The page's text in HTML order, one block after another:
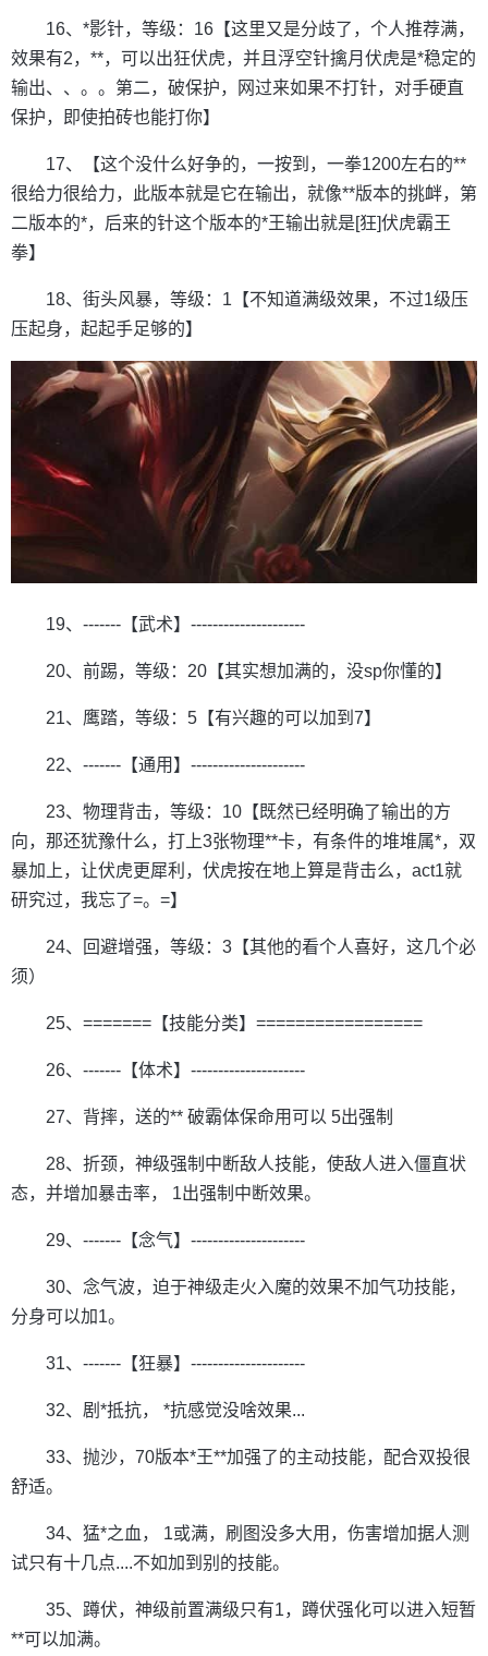
16、*影针，等级：16【这里又是分歧了，个人推荐满，
效果有2，**，可以出狂伏虎，并且浮空针擒月伏虎是*稳定的
输出、、。。第二，破保护，网过来如果不打针，对手硬直
保护，即使拍砖也能打你】
17、【这个没什么好争的，一按到，一拳1200左右的**
很给力很给力，此版本就是它在输出，就像**版本的挑衅，第
二版本的*，后来的针这个版本的*王输出就是[狂]伏虎霸王
拳】
18、街头风暴，等级：1【不知道满级效果，不过1级压
压起身，起起手足够的】
19、-------【武术】---------------------
20、前踢，等级：20【其实想加满的，没sp你懂的】
21、鹰踏，等级：5【有兴趣的可以加到7】
22、-------【通用】---------------------
23、物理背击，等级：10【既然已经明确了输出的方
向，那还犹豫什么，打上3张物理**卡，有条件的堆堆属*，双
暴加上，让伏虎更犀利，伏虎按在地上算是背击么，act1就
研究过，我忘了=。=】
24、回避增强，等级：3【其他的看个人喜好，这几个必
须）
25、=======【技能分类】=================
26、-------【体术】---------------------
27、背摔，送的** 破霸体保命用可以 5出强制
28、折颈，神级强制中断敌人技能，使敌人进入僵直状
态，并增加暴击率， 1出强制中断效果。
29、-------【念气】---------------------
30、念气波，迫于神级走火入魔的效果不加气功技能，
分身可以加1。
31、-------【狂暴】---------------------
32、剧*抵抗， *抗感觉没啥效果...
33、抛沙，70版本*王**加强了的主动技能，配合双投很
舒适。
34、猛*之血， 1或满，刷图没多大用，伤害增加据人测
试只有十几点....不如加到别的技能。
35、蹲伏，神级前置满级只有1，蹲伏强化可以进入短暂
**可以加满。